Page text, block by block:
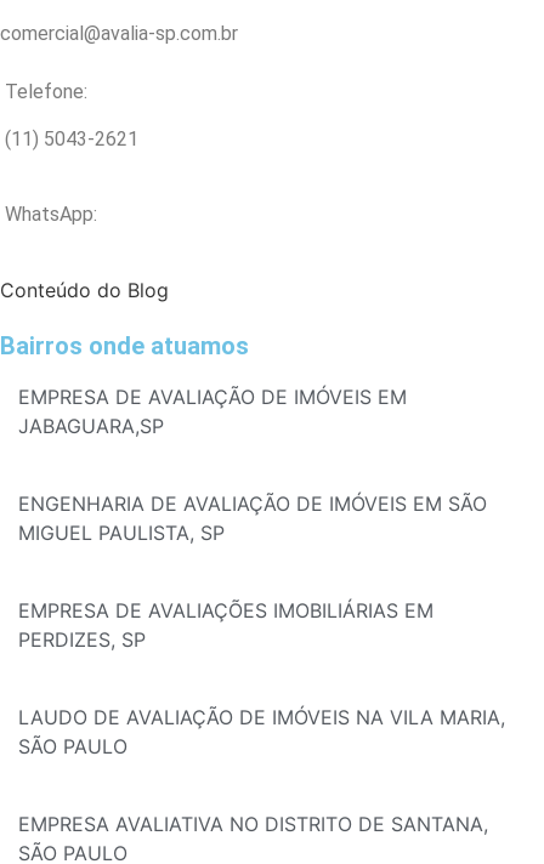
comercial@avalia-sp.com.br
Telefone:
(11) 5043-2621
WhatsApp:
Conteúdo do Blog
Bairros onde atuamos
EMPRESA DE AVALIAÇÃO DE IMÓVEIS EM
JABAGUARA,SP
ENGENHARIA DE AVALIAÇÃO DE IMÓVEIS EM SÃO
MIGUEL PAULISTA, SP
EMPRESA DE AVALIAÇÕES IMOBILIÁRIAS EM
PERDIZES, SP
LAUDO DE AVALIAÇÃO DE IMÓVEIS NA VILA MARIA,
SÃO PAULO
EMPRESA AVALIATIVA NO DISTRITO DE SANTANA,
SÃO PAULO